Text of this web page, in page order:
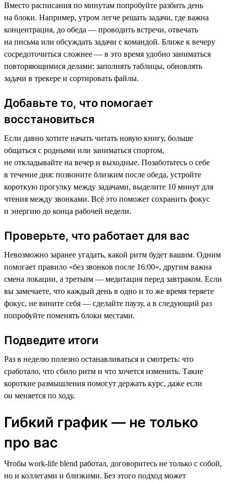
Вместо расписания по минутам попробуйте разбить день
на блоки. Например, утром легче решать задачи, где важна
концентрация, до обеда — проводить встречи, отвечать
на письма или обсуждать задачи с командой. Ближе к вечеру
сосредоточиться сложнее — в это время удобно заниматься
повторяющимися делами: заполнять таблицы, обновлять
задачи в трекере и сортировать файлы.
Добавьте то, что помогает
восстановиться
Если давно хотите начать читать новую книгу, больше
общаться с родными или заниматься спортом,
не откладывайте на вечер и выходные. Позаботьтесь о себе
в течение дня: позвоните близким после обеда, устройте
короткую прогулку между задачами, выделите 10 минут для
чтения между звонками. Всё это поможет сохранить фокус
и энергию до конца рабочей недели.
Проверьте, что работает для вас
Невозможно заранее угадать, какой ритм будет вашим. Одним
помогает правило «без звонков после 16:00», другим важна
смена локации, а третьим — медитация перед завтраком. Если
вы замечаете, что каждый день в одно и то же время теряете
фокус, не вините себя — сделайте паузу, а в следующий раз
попробуйте поменять блоки местами.
Подведите итоги
Раз в неделю полезно останавливаться и смотреть: что
сработало, что сбило ритм и что хочется изменить. Такие
короткие размышления помогут держать курс, даже если
он меняется по ходу.
Гибкий график — не только
про вас
Чтобы work-life blend работал, договоритесь не только с собой,
но и коллегами и близкими. Без этого подход может